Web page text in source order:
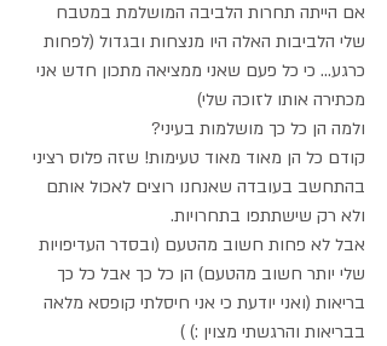
אם הייתה תחרות הלביבה המושלמת במטבח
שלי הלביבות האלה היו מנצחות ובגדול (לפחות
כרגע... כי כל פעם שאני ממציאה מתכון חדש אני
מכתירה אותו לזוכה שלי)
ולמה הן כל כך מושלמות בעיני?
קודם כל הן מאוד מאוד טעימות! שזה פלוס רציני
בהתחשב בעובדה שאנחנו רוצים לאכול אותם
ולא רק שישתתפו בתחרויות.
אבל לא פחות חשוב מהטעם (ובסדר העדיפויות
שלי יותר חשוב מהטעם) הן כל כך אבל כל כך
בריאות (ואני יודעת כי אני חיסלתי קופסא מלאה
בבריאות והרגשתי מצוין :) )